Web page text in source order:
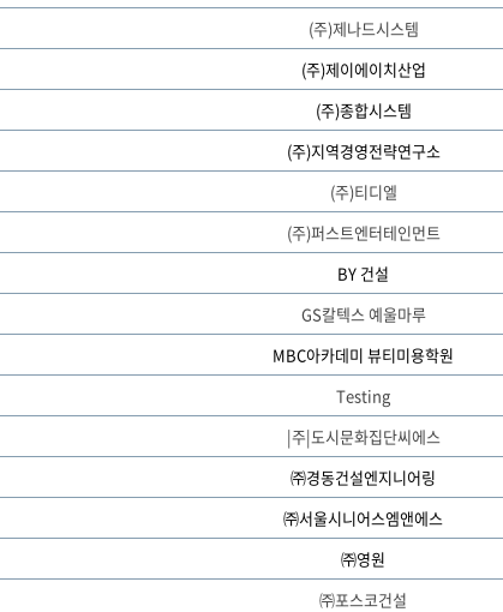
(주)제나드시스템
(주)제이에이치산업
(주)종합시스템
(주)지역경영전략연구소
(주)티디엘
(주)퍼스트엔터테인먼트
BY 건설
GS칼텍스 예울마루
MBC아카데미 뷰티미용학원
Testing
|주|도시문화집단씨에스
㈜경동건설엔지니어링
㈜서울시니어스엠앤에스
㈜영원
㈜포스코건설